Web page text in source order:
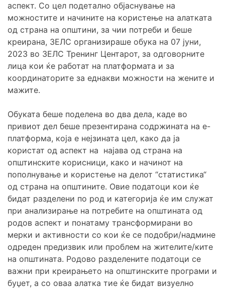
аспект. Со цел подетално објаснување на
можностите и начините на користење на алатката
од страна на општини, за чии потреби и беше
креирана, ЗЕЛС организираше обука на 07 јуни,
2023 во ЗЕЛС Тренинг Центарот, за одговорните
лица кои ќе работат на платформата и за
координаторите за еднакви можности на жените и
мажите.
Обуката беше поделена во два дела, каде во
привиот дел беше презентирана содржината на е-
платформа, која е нејзината цел, како да ја
користат од аспект на најава од страна на
општинските корисници, како и начинот на
пополнување и користење на делот “статистика“
од страна на општините. Овие податоци кои ќе
бидат разделени по род и категорија ќе им служат
при анализирање на потребите на општината од
родов аспект и понатаму трансформирани во
мерки и активности со кои ќе се подобри/надмине
одреден предизвик или проблем на жителите/ките
на општината. Родово разделените податоци се
важни при креирањето на општинските програми и
буџет, а со оваа алатка тие ќе бидат визуелно